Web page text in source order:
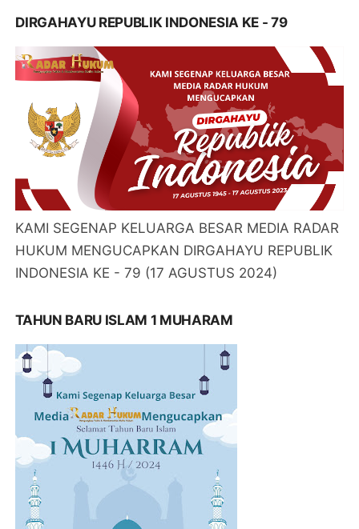
DIRGAHAYU REPUBLIK INDONESIA KE - 79
KAMI SEGENAP KELUARGA BESAR MEDIA RADAR
HUKUM MENGUCAPKAN DIRGAHAYU REPUBLIK
INDONESIA KE - 79 (17 AGUSTUS 2024)
TAHUN BARU ISLAM 1 MUHARAM